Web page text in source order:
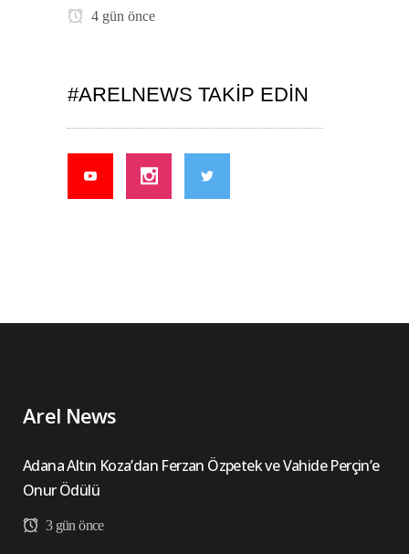
4 gün önce
#ARELNEWS TAKIP EDIN
Arel News
Adana Altın Koza’dan Ferzan Özpetek ve Vahide Perçin’e
Onur Ödülü
3 gün önce